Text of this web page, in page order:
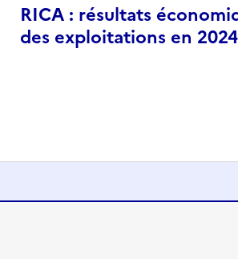
RICA : résultats
des exploitations en 2024